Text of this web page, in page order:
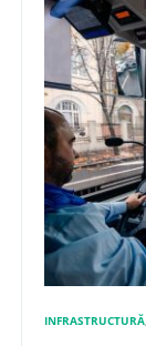
INFRASTRUCTURĂ